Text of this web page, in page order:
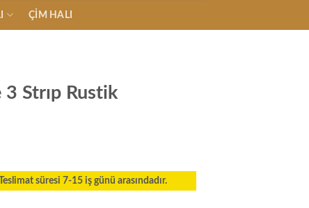
ÇIM HALI
Strıp Rustik
süresi 7-15 iş günü arasındadır.